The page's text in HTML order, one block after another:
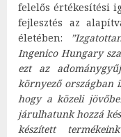
felelős értékesítési
fejlesztés az
életében:
Ingenico Hungary
ezt az
környező országban
hogy a közeli
járulhatunk hozzá
készített